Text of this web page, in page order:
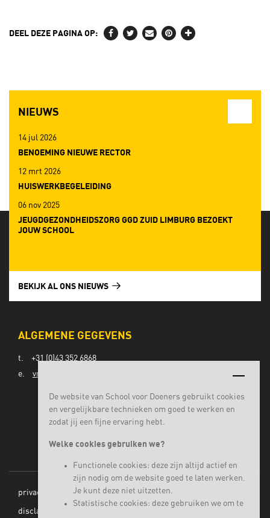
De website van School voor Doeners gebruikt cookies
en vergelijkbare technieken om goed te werken en
zodat jij een fijne ervaring hebt.
Welke cookies gebruiken we?
Functionele cookies: deze zijn altijd actief en
zijn nodig om de website goed te laten werken.
Je kunt deze niet uitzetten.
Statistische cookies: deze gebruiken we om te
DEEL DEZE PAGINA OP:
NIEUWS
14 jul 2026
BENOEMING NIEUWE RECTOR
12 mrt 2026
HUISWERKBEGELEIDING
06 nov 2025
JEUGDGEZONDHEIDSZORG GGD ZUID LIMBURG BEZOEKT
JOUW SCHOOL
BEKIJK AL ONS NIEUWS
ALGEMENE GEGEVENS
t.
+31 (0)43 352 6868
e.
vmbo@lvomaastricht.nl
privacy
disclaimer